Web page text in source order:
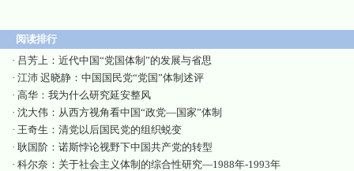
阅读排行
· 吕芳上：近代中国“党国体制”的发展与省思
· 江沛 迟晓静：中国国民党“党国”体制述评
· 高华：我为什么研究延安整风
· 沈大伟：从西方视角看中国“政党—国家”体制
· 王奇生：清党以后国民党的组织蜕变
· 耿国阶：诺斯悖论视野下中国共产党的转型
· 科尔奈：关于社会主义体制的综合性研究—1988年-1993年